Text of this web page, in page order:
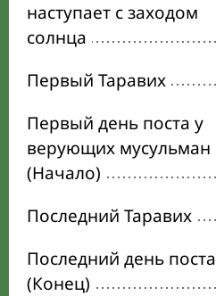
наступает с заходом
солнца
Первый Таравих
Первый день поста у
верующих мусульман
(Начало)
Последний Таравих
Последний день поста
(Конец)